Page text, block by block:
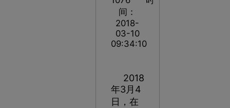
间：
2018-
03-10
09:34:10
2018
年3月4
日，在